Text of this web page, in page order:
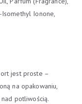
Isomethyl Ionone,
jest proste –
na opakowaniu,
potliwością.